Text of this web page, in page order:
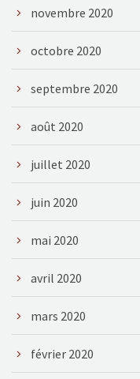
novembre 2020
octobre 2020
septembre 2020
août 2020
juillet 2020
juin 2020
mai 2020
avril 2020
mars 2020
février 2020